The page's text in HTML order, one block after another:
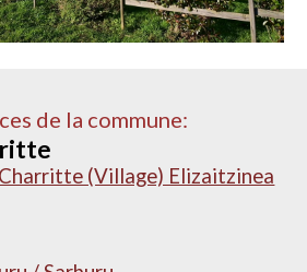
de la commune:
(Village) Elizaitzinea